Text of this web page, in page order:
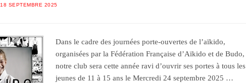
18 SEPTEMBRE 2025
Dans le cadre des journées porte-ouvertes de l’aïkido,
organisées par la Fédération Française d’Aïkido et de Budo,
notre club sera cette année ravi d’ouvrir ses portes à tous les
jeunes de 11 à 15 ans le Mercredi 24 septembre 2025 …